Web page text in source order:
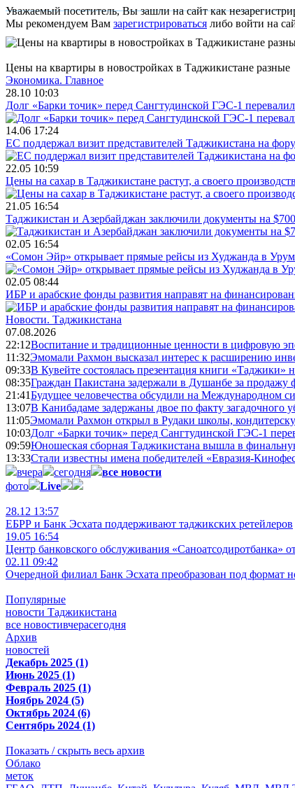
Уважаемый посетитель, Вы зашли на сайт как
Мы рекомендуем Вам зарегистрироваться либо войти на
Цены на квартиры в новостройках в Таджикистане разные
Экономика. Главное
28.10 10:03
Долг «Барки точик» перед Сангтудинской ГЭС-1
14.06 17:24
ЕС поддержал визит представителей Таджикистана на
22.05 10:59
Цены на сахар в Таджикистане растут, а своего
21.05 16:54
Таджикистан и Азербайджан заключили документы на
02.05 16:54
«Сомон Эйр» открывает прямые рейсы из Худжанда в
02.05 08:44
ИБР и арабские фонды развития направят на
Новости. Таджикистана
07.08.2026
22:12Воспитание и традиционные ценности в цифровую
11:32Эмомали Рахмон высказал интерес к расширению
09:33В Кувейте состоялась презентация книги «Таджики»
08:35Граждан Пакистана задержали в Душанбе за
21:41Будущее человечества обсудили на Международном
13:07В Канибадаме задержаны двое по факту загадочного
11:05Эмомали Рахмон открыл в Рудаки школы,
10:03Долг «Барки точик» перед Сангтудинской ГЭС-1
09:59Юношеская сборная Таджикистана вышла в
13:33Стали известны имена победителей «Евразия-
вчера
сегодня
все новости
фото
Live
28.12 13:57
ЕБРР и Банк Эсхата поддерживают таджикских ретейлеров
19.05 16:54
Центр банковского обслуживания «Саноатсодиротбанка»
02.11 09:42
Очередной филиал Банк Эсхата преобразован под формат
Популярные
новости Таджикистана
все новостивчерасегодня
Архив
новостей
Декабрь 2025 (1)
Июнь 2025 (1)
Февраль 2025 (1)
Ноябрь 2024 (5)
Октябрь 2024 (6)
Сентябрь 2024 (1)
Показать / скрыть весь архив
Облако
меток